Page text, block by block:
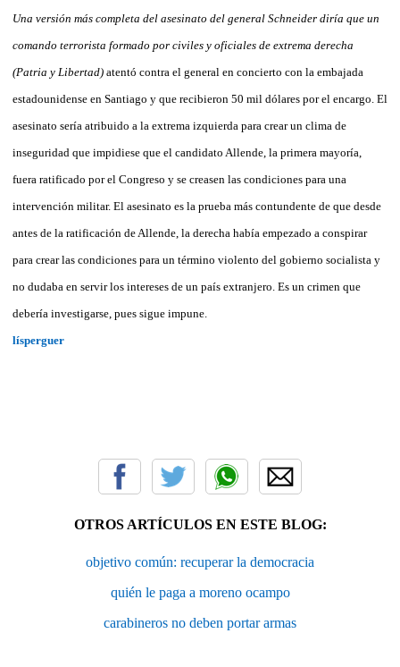
Una versión más completa del asesinato del general Schneider diría que un
comando terrorista formado por civiles y oficiales de extrema derecha
(Patria y Libertad) atentó contra el general en concierto con la embajada
estadounidense en Santiago y que recibieron 50 mil dólares por el encargo. El
asesinato sería atribuido a la extrema izquierda para crear un clima de
inseguridad que impidiese que el candidato Allende, la primera mayoría,
fuera ratificado por el Congreso y se creasen las condiciones para una
intervención militar. El asesinato es la prueba más contundente de que desde
antes de la ratificación de Allende, la derecha había empezado a conspirar
para crear las condiciones para un término violento del gobierno socialista y
no dudaba en servir los intereses de un país extranjero. Es un crimen que
debería investigarse, pues sigue impune.
lísperguer
OTROS ARTÍCULOS EN ESTE BLOG:
objetivo común: recuperar la democracia
quién le paga a moreno ocampo
carabineros no deben portar armas